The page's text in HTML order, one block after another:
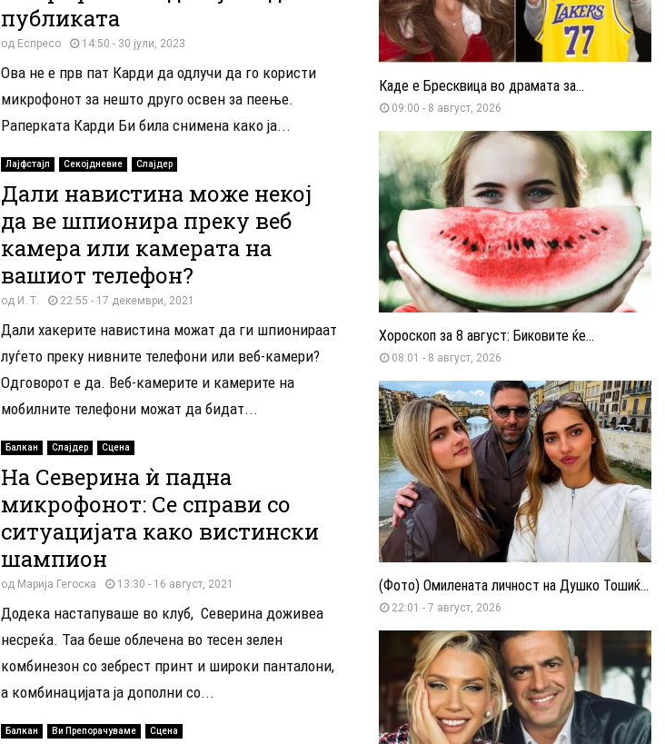
публиката
од Еспресо 14:50 - 30 јули, 2023
Ова не е прв пат Карди да одлучи да го користи
микрофонот за нешто друго освен за пеење.
Раперката Карди Би била снимена како ја...
Лајфстајл Секојдневие Слајдер
Дали навистина може некој
да ве шпионира преку веб
камера или камерата на
вашиот телефон?
од И. Т. 22:55 - 17 декември, 2021
Дали хакерите навистина можат да ги шпионираат
луѓето преку нивните телефони или веб-камери?
Одговорот е да. Веб-камерите и камерите на
мобилните телефони можат да бидат...
Балкан Слајдер Сцена
На Северина ѝ падна
микрофонот: Се справи со
ситуацијата како вистински
шампион
од Марија Гегоска 13:30 - 16 август, 2021
Додека настапуваше во клуб, Северина доживеа
несреќа. Таа беше облечена во тесен зелен
комбинезон со зебрест принт и широки панталони,
а комбинацијата ја дополни со...
Балкан Ви Препорачуваме Сцена
Каде е Бресквица во драмата за...
09:00 - 8 август, 2026
Хороскоп за 8 август: Биковите ќе...
08:01 - 8 август, 2026
(Фото) Омилената личност на Душко Тошиќ...
22:01 - 7 август, 2026